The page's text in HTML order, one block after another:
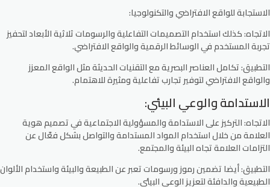
الاستجابة للواقع الافتراضي والتكنولوجيا:
الاتجاه:كذلك استخدام التصميمات التفاعلية والرسومات ثلاثية الأبعاد لتحفيز
تجربة المستخدم في الوسائط الرقمية والواقع الافتراضي.
التطبيق:تكامل العناصر البصرية مع التقنيات الحديثة مثل الواقع المعزز
والواقع الافتراضي لتوفير تجارب تفاعلية ومثيرة للاهتمام.
الاستدامة والوعي البيئي:
الاتجاه:التركيز على الاستدامة والمسؤولية الاجتماعية في تصميم هوية
العلامة من خلال استخدام المواد المستدامة والتواصل بشكل فعّال عن
التزامات العلامة تجاه البيئة والمجتمع.
التطبيق:أيضا تضمين رموز ورسومات تعبر عن الطبيعة والبيئة واستخدام الألوان
الطبيعية والدافئة لتعزيز الوعي البيئي.